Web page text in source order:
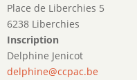
Place de Liberchies 5
6238 Liberchies
Inscription
Delphine Jenicot
delphine@ccpac.be